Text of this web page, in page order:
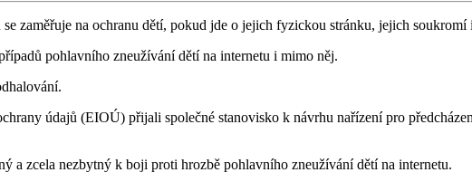
zaměřuje na ochranu dětí, pokud jde o jejich fyzickou stránku, jejich soukromí
pohlavního zneužívání dětí na internetu i mimo něj.
údajů (EIOÚ) přijali společné stanovisko k návrhu nařízení pro
a zcela nezbytný k boji proti hrozbě pohlavního zneužívání dětí na internetu.